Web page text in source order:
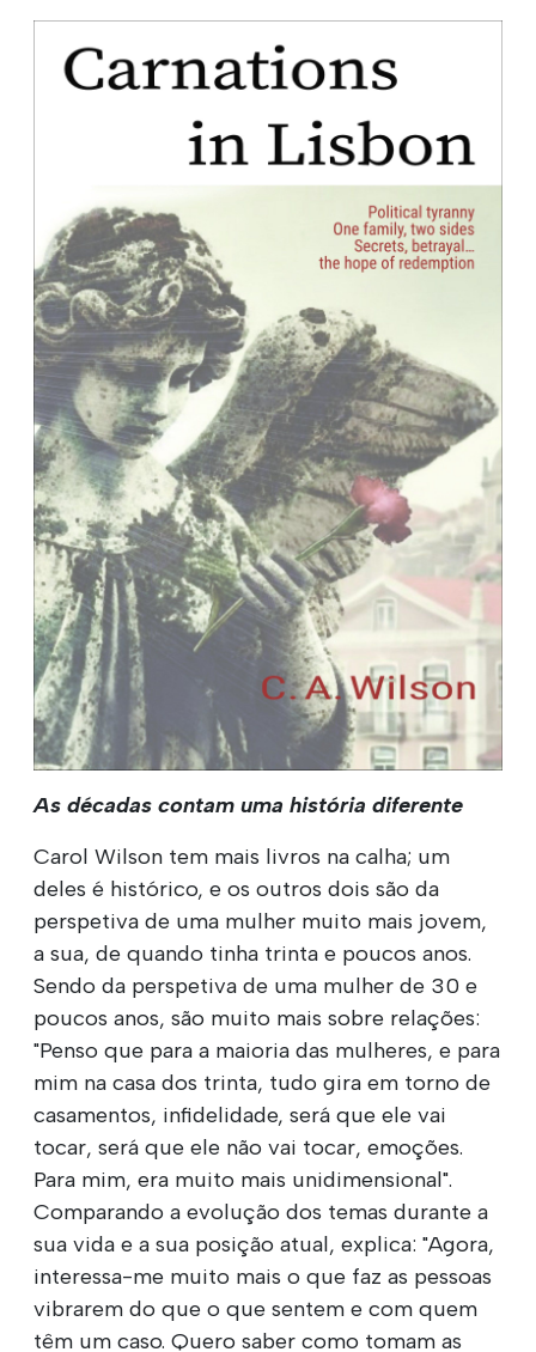
As décadas contam uma história diferente
Carol Wilson tem mais livros na calha; um
deles é histórico, e os outros dois são da
perspetiva de uma mulher muito mais jovem,
a sua, de quando tinha trinta e poucos anos.
Sendo da perspetiva de uma mulher de 30 e
poucos anos, são muito mais sobre relações:
"Penso que para a maioria das mulheres, e para
mim na casa dos trinta, tudo gira em torno de
casamentos, infidelidade, será que ele vai
tocar, será que ele não vai tocar, emoções.
Para mim, era muito mais unidimensional".
Comparando a evolução dos temas durante a
sua vida e a sua posição atual, explica: "Agora,
interessa-me muito mais o que faz as pessoas
vibrarem do que o que sentem e com quem
têm um caso. Quero saber como tomam as